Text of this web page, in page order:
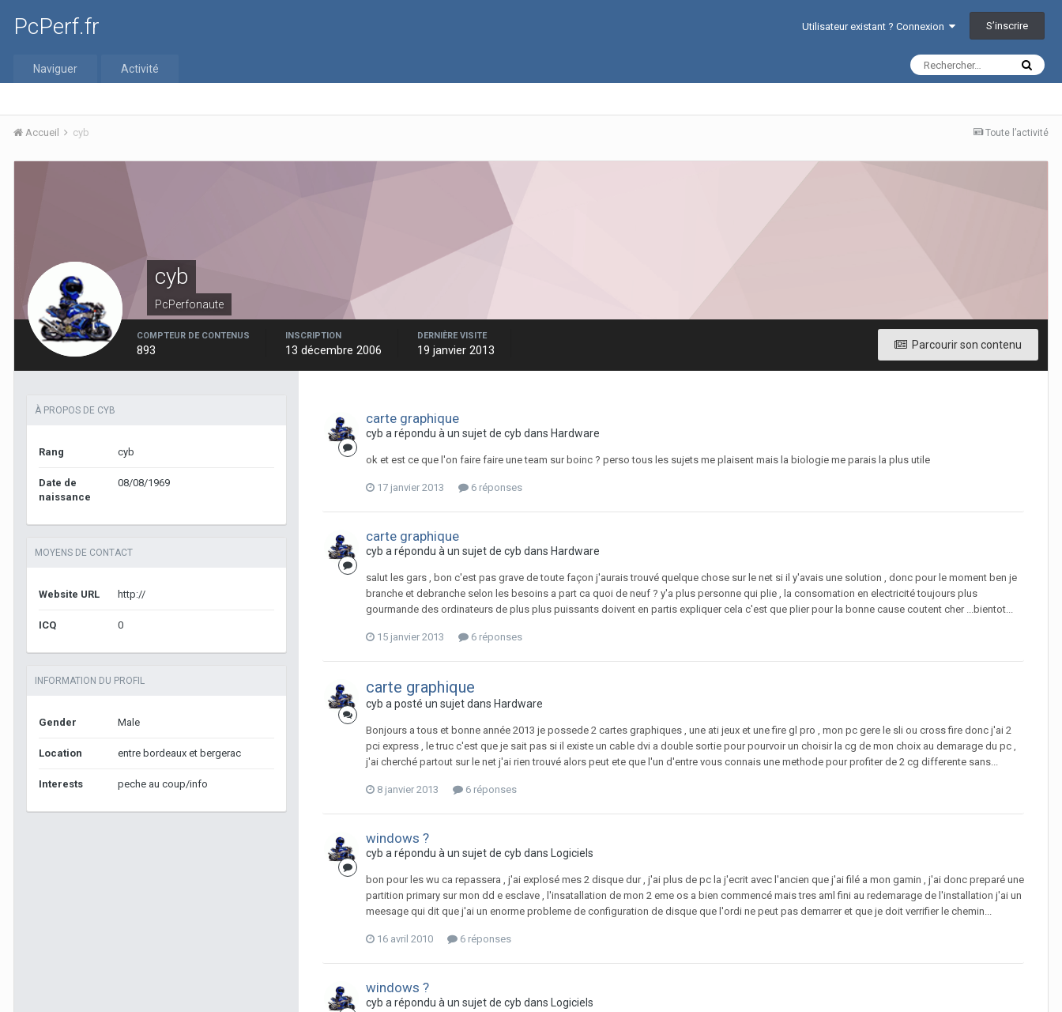
PcPerf.fr Utilisateur existant ? Connexion S’inscrire
Naviguer Activité
Toute l’activité
Accueil cyb
cyb
PcPerfonaute
Parcourir son contenu
COMPTEUR DE CONTENUS
893
INSCRIPTION
13 décembre 2006
DERNIÈRE VISITE
19 janvier 2013
À PROPOS DE CYB
Rang cyb
Date de
naissance
08/08/1969
MOYENS DE CONTACT
Website URL http://
ICQ 0
INFORMATION DU PROFIL
Gender Male
Location entre bordeaux et bergerac
Interests peche au coup/info
carte graphique
cyb a répondu à un sujet de cyb dans Hardware
ok et est ce que l'on faire faire une team sur boinc ? perso tous les sujets me plaisent mais la biologie me parais la plus utile
17 janvier 2013 6 réponses
carte graphique
cyb a répondu à un sujet de cyb dans Hardware
salut les gars , bon c'est pas grave de toute façon j'aurais trouvé quelque chose sur le net si il y'avais une solution , donc pour le moment ben je
branche et debranche selon les besoins a part ca quoi de neuf ? y'a plus personne qui plie , la consomation en electricité toujours plus
gourmande des ordinateurs de plus plus puissants doivent en partis expliquer cela c'est que plier pour la bonne cause coutent cher ...bientot...
15 janvier 2013 6 réponses
carte graphique
cyb a posté un sujet dans Hardware
Bonjours a tous et bonne année 2013 je possede 2 cartes graphiques , une ati jeux et une fire gl pro , mon pc gere le sli ou cross fire donc j'ai 2
pci express , le truc c'est que je sait pas si il existe un cable dvi a double sortie pour pourvoir un choisir la cg de mon choix au demarage du pc ,
j'ai cherché partout sur le net j'ai rien trouvé alors peut ete que l'un d'entre vous connais une methode pour profiter de 2 cg differente sans...
8 janvier 2013 6 réponses
windows ?
cyb a répondu à un sujet de cyb dans Logiciels
bon pour les wu ca repassera , j'ai explosé mes 2 disque dur , j'ai plus de pc la j'ecrit avec l'ancien que j'ai filé a mon gamin , j'ai donc preparé une
partition primary sur mon dd e esclave , l'insatallation de mon 2 eme os a bien commencé mais tres aml fini au redemarage de l'installation j'ai un
meesage qui dit que j'ai un enorme probleme de configuration de disque que l'ordi ne peut pas demarrer et que je doit verrifier le chemin...
16 avril 2010 6 réponses
windows ?
cyb a répondu à un sujet de cyb dans Logiciels